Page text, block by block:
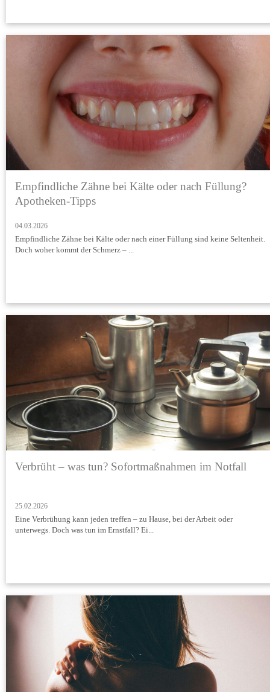
Empfindliche Zähne bei Kälte oder nach Füllung?
Apotheken-Tipps
04.03.2026
Empfindliche Zähne bei Kälte oder nach einer Füllung sind keine Seltenheit.
Doch woher kommt der Schmerz – ...
Verbrüht – was tun? Sofortmaßnahmen im Notfall
25.02.2026
Eine Verbrühung kann jeden treffen – zu Hause, bei der Arbeit oder
unterwegs. Doch was tun im Ernstfall? Ei...